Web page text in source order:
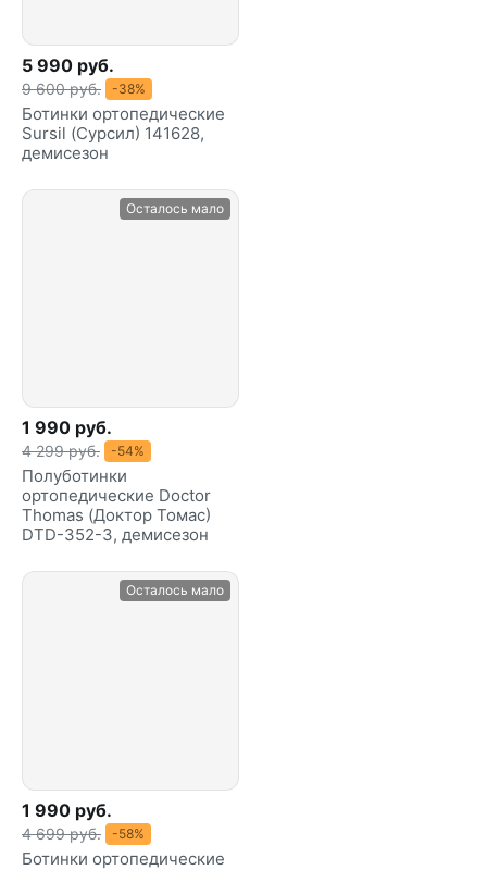
5 990 руб.
9 600 руб. -38%
Ботинки ортопедические
Sursil (Сурсил) 141628,
демисезон
Осталось мало
1 990 руб.
4 299 руб. -54%
Полуботинки
ортопедические Doctor
Thomas (Доктор Томас)
DTD-352-3, демисезон
Осталось мало
1 990 руб.
4 699 руб. -58%
Ботинки ортопедические